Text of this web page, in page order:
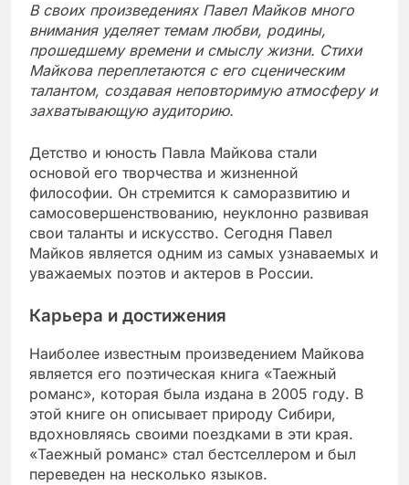
В своих произведениях Павел Майков много
внимания уделяет темам любви, родины,
прошедшему времени и смыслу жизни. Стихи
Майкова переплетаются с его сценическим
талантом, создавая неповторимую атмосферу и
захватывающую аудиторию.
Детство и юность Павла Майкова стали
основой его творчества и жизненной
философии. Он стремится к саморазвитию и
самосовершенствованию, неуклонно развивая
свои таланты и искусство. Сегодня Павел
Майков является одним из самых узнаваемых и
уважаемых поэтов и актеров в России.
Карьера и достижения
Наиболее известным произведением Майкова
является его поэтическая книга «Таежный
романс», которая была издана в 2005 году. В
этой книге он описывает природу Сибири,
вдохновляясь своими поездками в эти края.
«Таежный романс» стал бестселлером и был
переведен на несколько языков.